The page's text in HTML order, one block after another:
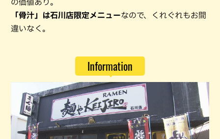
の価値あり。
「骨汁」は石川店限定メニューなので、くれぐれもお間
違いなく。
Information